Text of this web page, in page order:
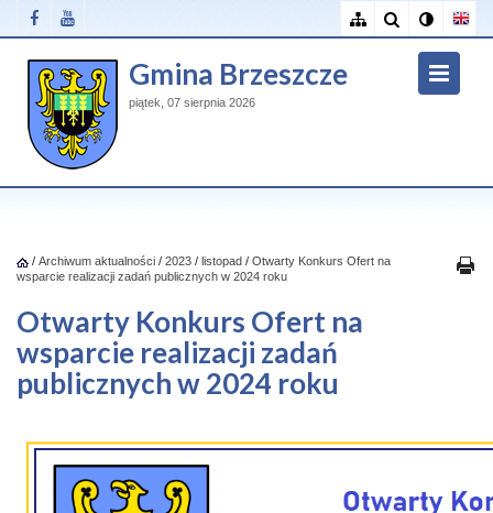
Gmina Brzeszcze
piątek, 07 sierpnia 2026
/ Archiwum aktualności / 2023 / listopad / Otwarty Konkurs Ofert na
wsparcie realizacji zadań publicznych w 2024 roku
Otwarty Konkurs Ofert na
wsparcie realizacji zadań
publicznych w 2024 roku